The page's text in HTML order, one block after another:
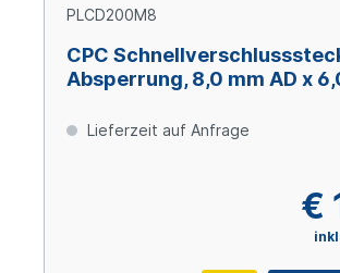
PLCD200M8
CPC
Absperrung, 8,0 mm AD x
Lieferzeit auf Anfrage
€